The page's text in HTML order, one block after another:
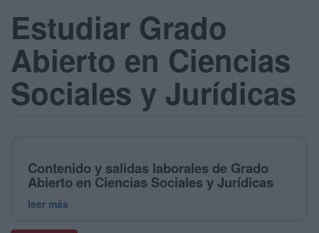
Estudiar Grado
Abierto en Ciencias
Sociales y Jurídicas
Contenido y salidas laborales de Grado
Abierto en Ciencias Sociales y Jurídicas
leer más